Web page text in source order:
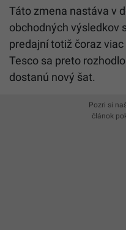
Táto zmena nastáva v
obchodných výsledkov
predajní totiž čoraz
Tesco sa preto
dostanú nový šat.
Pozri si
článok